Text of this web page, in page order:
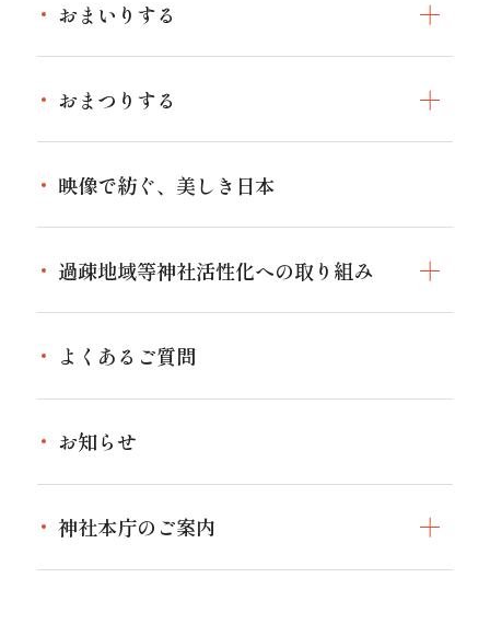
伊勢神宮と全国の神社の関わり
伊勢の神宮のお神札特設サイト
神道とは
日本の神話
おまいりする
作法
お祈り
境内にあるもの
おまつりする
家庭や身近なおまつり
映像で紡ぐ、美しき日本
過疎地域等神社活性化への取り組み
祭礼行事
催し・イベント
伝統文化継承
よくあるご質問
お知らせ
神社本庁のご案内